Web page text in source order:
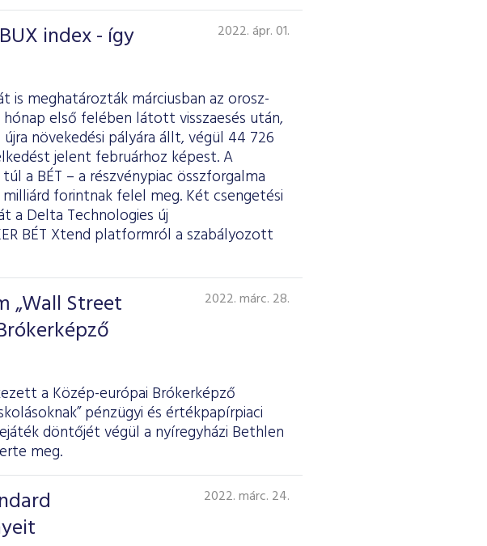
index - így
2022. ápr. 01.
is meghatározták márciusban az orosz-
első felében látott visszaesés után,
növekedési pályára állt, végül 44 726
jelent februárhoz képest. A
a BÉT – a részvénypiac összforgalma
forintnak felel meg. Két csengetési
a Delta Technologies új
BÉT Xtend platformról a szabályozott
„Wall Street
2022. márc. 28.
a Közép-európai Brókerképző
pénzügyi és értékpapírpiaci
döntőjét végül a nyíregyházi Bethlen
meg.
2022. márc. 24.